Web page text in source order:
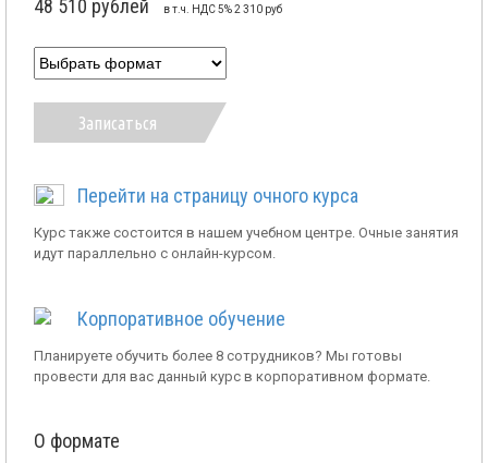
48 510 рублей в т.ч. НДС 5% 2 310 руб
Записаться
Перейти на страницу очного курса
Курс также состоится в нашем учебном центре. Очные занятия
идут параллельно с онлайн-курсом.
Корпоративное обучение
Планируете обучить более 8 сотрудников? Мы готовы
провести для вас данный курс в корпоративном формате.
О формате